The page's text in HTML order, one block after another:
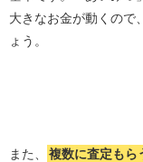
大きなお金が動くので
ょう。
また、 複数に査定もら